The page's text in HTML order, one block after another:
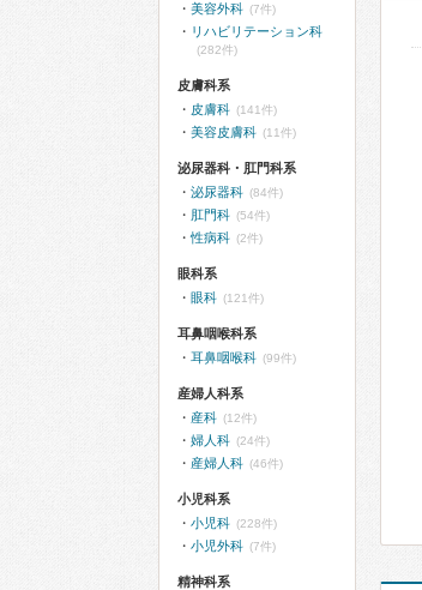
美容外科 (7件)
リハビリテーション科
(282件)
皮膚科系
皮膚科 (141件)
美容皮膚科 (11件)
泌尿器科・肛門科系
泌尿器科 (84件)
肛門科 (54件)
性病科 (2件)
眼科系
眼科 (121件)
耳鼻咽喉科系
耳鼻咽喉科 (99件)
産婦人科系
産科 (12件)
婦人科 (24件)
産婦人科 (46件)
小児科系
小児科 (228件)
小児外科 (7件)
精神科系